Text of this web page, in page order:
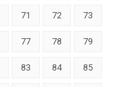
71 72 73
77 78 79
83 84 85